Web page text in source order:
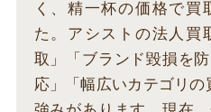
く、精一杯の価格で買
た。アシストの法人買
取」「ブランド毀損を
応」「幅広いカテゴリ